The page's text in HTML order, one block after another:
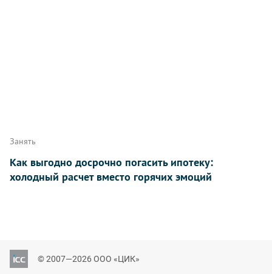
Занять
Как выгодно досрочно погасить ипотеку:
холодный расчет вместо горячих эмоций
© 2007—2026 ООО «ЦИК»